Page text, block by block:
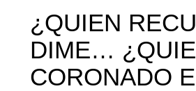
¿QUIEN
DIME…
CORONADO